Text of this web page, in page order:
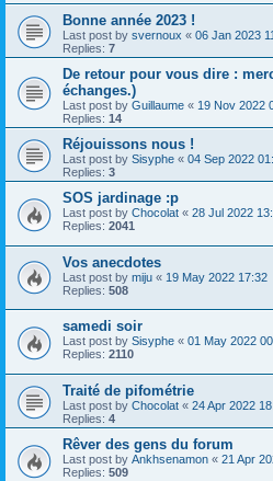
Bonne année 2023 !
Last post by svernoux « 06 Jan 2023
Replies: 7
De retour pour vous dire :
échanges.)
Last post by Guillaume « 19 Nov 2022
Replies: 14
Réjouissons nous !
Last post by Sisyphe « 04 Sep 2022
Replies: 3
SOS jardinage :p
Last post by Chocolat « 28 Jul 2022
Replies: 2041
Vos anecdotes
Last post by miju « 19 May 2022 17:32
Replies: 508
samedi soir
Last post by Sisyphe « 01 May 2022
Replies: 2110
Traité de pifométrie
Last post by Chocolat « 24 Apr 2022
Replies: 4
Rêver des gens du forum
Last post by Ankhsenamon « 21 Apr
Replies: 509